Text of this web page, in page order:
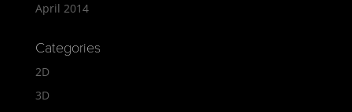
April 2014
Categories
2D
3D